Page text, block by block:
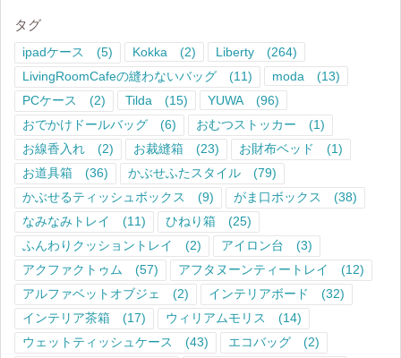
タグ
ipadケース (5) Kokka (2) Liberty
(264)
LivingRoomCafeの縫わないバッグ
(11) moda
(13)
PCケース
(2) Tilda (15) YUWA
(96)
おでかけドールバッグ
(6) おむつストッカー
(1)
お線香入れ
(2) お裁縫箱 (23) お財布ベッド
(1)
お道具箱
(36) かぶせふたスタイル
(79)
かぶせるティッシュボックス
(9) がま口ボックス
(38)
なみなみトレイ
(11) ひねり箱
(25)
ふんわりクッショントレイ
(2) アイロン台
(3)
アクファクトゥム
(57) アフタヌーンティートレイ
(12)
アルファベットオブジェ
(2) インテリアボード
(32)
インテリア茶箱
(17) ウィリアムモリス
(14)
ウェットティッシュケース
(43) エコバッグ
(2)